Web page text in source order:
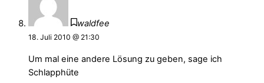
waldfee
18. Juli 2010 @ 21:30
Um mal eine andere Lösung zu geben, sage ich
Schlapphüte